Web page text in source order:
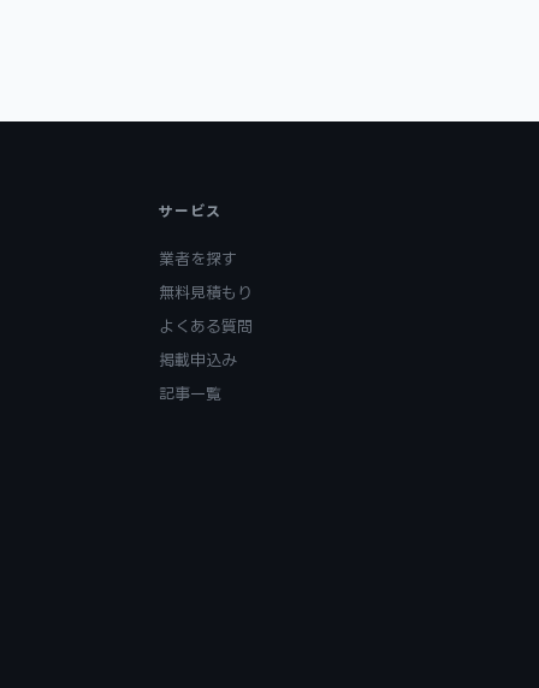
サービス
業者を探す
無料見積もり
よくある質問
掲載申込み
記事一覧